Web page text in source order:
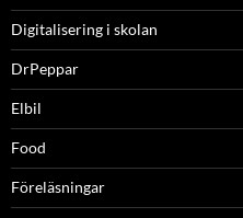
Digitalisering i skolan
DrPeppar
Elbil
Food
Föreläsningar